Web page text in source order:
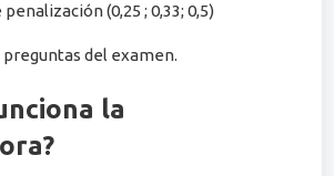
(0,25 ; 0,33; 0,5)
preguntas del examen.
la